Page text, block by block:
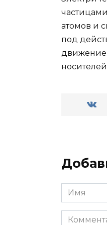
атомов и
под
движение,
Имя
*